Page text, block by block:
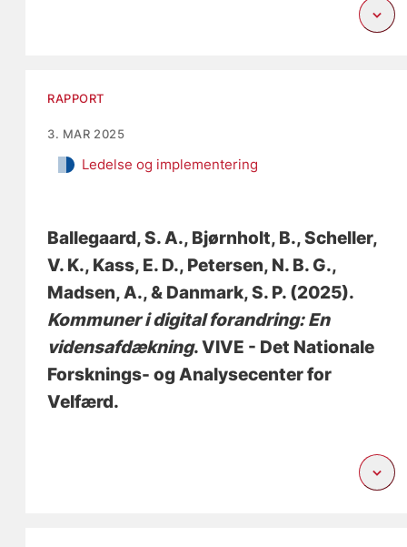
RAPPORT
3. MAR 2025
Ledelse og implementering
Ballegaard, S. A., Bjørnholt, B., Scheller,
V. K., Kass, E. D., Petersen, N. B. G.,
Madsen, A., & Danmark, S. P. (2025).
Kommuner i digital forandring: En
vidensafdækning. VIVE - Det Nationale
Forsknings- og Analysecenter for
Velfærd.